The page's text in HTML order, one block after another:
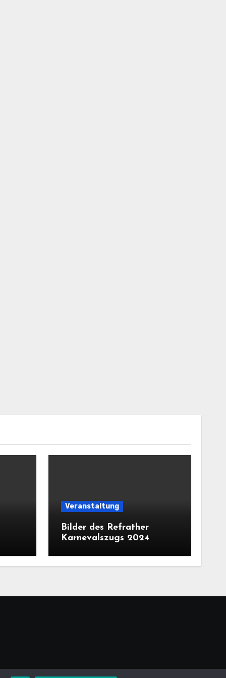
Veranstaltung
Bilder des Refrather
Karnevalszugs 2024